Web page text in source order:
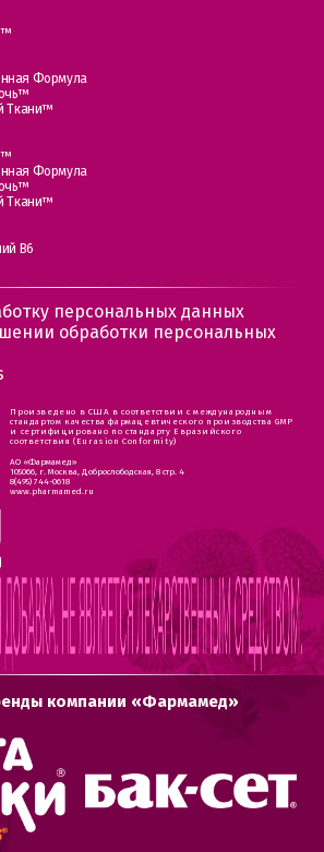
Формула
Ткани™
Формула
Ткани™
В6
персональных данных
обработки персональных
Произведено в США в соответствии с международным
стандартом качества фармацевтического производства GMP
и сертифицировано по стандарту Евразийского
соответствия (Eurasion Conformity)
АО «Фармамед»
105066, г. Москва, Доброслободская, 8 стр. 4
8(495) 744-0618
www.pharmamed.ru
компании «Фармамед»